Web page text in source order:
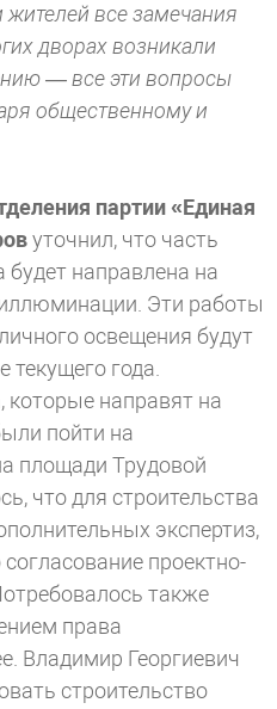
жителей все замечания
дворах возникали
— все эти вопросы
общественному и
партии «Единая
уточнил, что часть
будет направлена на
Эти работы
освещения будут
текущего года.
которые направят на
пойти на
площади Трудовой
что для строительства
экспертиз,
проектно-
также
права
Владимир Георгиевич
строительство